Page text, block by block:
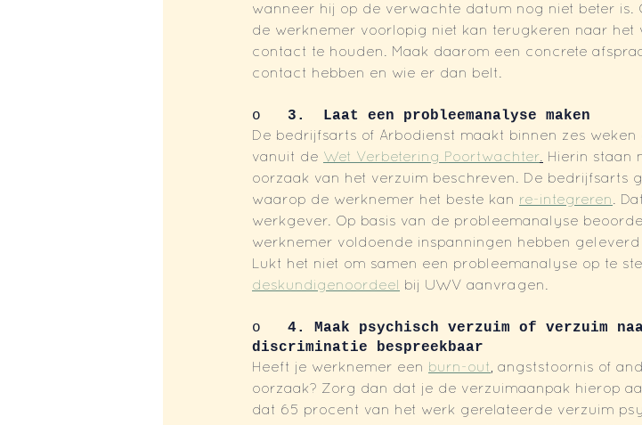
wanneer hij op de verwachte datum nog niet beter is.
de werknemer voorlopig niet kan terugkeren naar het
contact te houden. Maak daarom een concrete
contact hebben en wie er dan belt.
o 3.  Laat een probleemanalyse maken
De bedrijfsarts of Arbodienst maakt binnen zes
vanuit de Wet Verbetering Poortwachter. Hierin staan
oorzaak van het verzuim beschreven. De bedrijfsarts
waarop de werknemer het beste kan re-integreren .
werkgever. Op basis van de probleemanalyse
werknemer voldoende inspanningen hebben
Lukt het niet om samen een probleemanalyse op te
deskundigenoordeel
bij UWV aanvragen.
o 4. Maak psychisch verzuim of verzuim
discriminatie bespreekbaar
Heeft je werknemer een burn-out , angststoornis of
oorzaak? Zorg dan dat je de verzuimaanpak hierop
dat 65 procent van het werk gerelateerde verzuim